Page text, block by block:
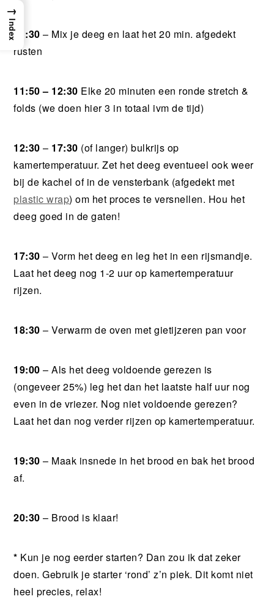
11:30 – Mix je deeg en laat het 20 min. afgedekt
rusten
11:50 – 12:30 Elke 20 minuten een ronde stretch &
folds (we doen hier 3 in totaal ivm de tijd)
12:30 – 17:30 (of langer) bulkrijs op
kamertemperatuur. Zet het deeg eventueel ook weer
bij de kachel of in de vensterbank (afgedekt met
plastic wrap) om het proces te versnellen. Hou het
deeg goed in de gaten!
17:30 – Vorm het deeg en leg het in een rijsmandje.
Laat het deeg nog 1-2 uur op kamertemperatuur
rijzen.
18:30 – Verwarm de oven met gietijzeren pan voor
19:00 – Als het deeg voldoende gerezen is
(ongeveer 25%) leg het dan het laatste half uur nog
even in de vriezer. Nog niet voldoende gerezen?
Laat het dan nog verder rijzen op kamertemperatuur.
19:30 – Maak insnede in het brood en bak het brood
af.
20:30 – Brood is klaar!
* Kun je nog eerder starten? Dan zou ik dat zeker
doen. Gebruik je starter ‘rond’ z’n piek. Dit komt niet
heel precies, relax!
→
Index